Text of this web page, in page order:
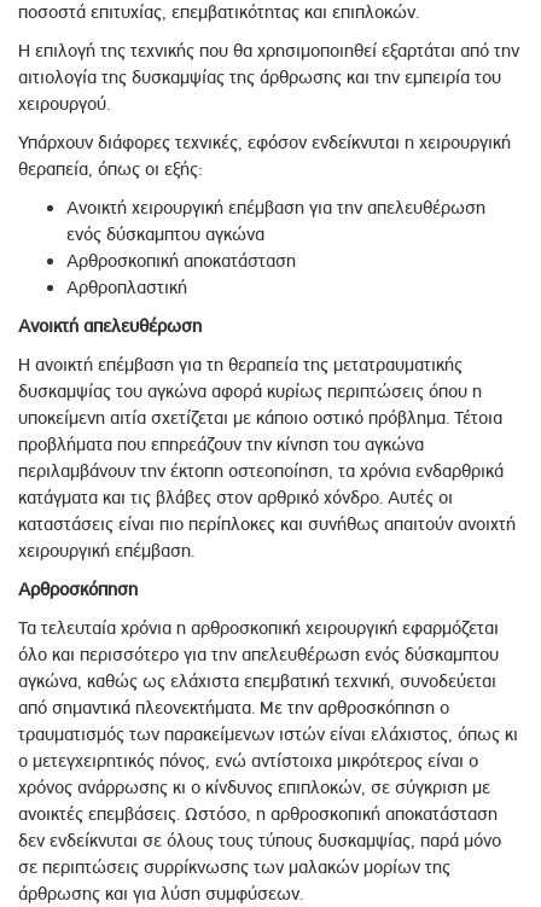
ποσοστά επιτυχίας, επεμβατικότητας και επιπλοκών.
Η επιλογή της τεχνικής που θα χρησιμοποιηθεί εξαρτάται από την
αιτιολογία της δυσκαμψίας της άρθρωσης και την εμπειρία του
χειρουργού.
Υπάρχουν διάφορες τεχνικές, εφόσον ενδείκνυται η χειρουργική
θεραπεία, όπως οι εξής:
Ανοικτή χειρουργική επέμβαση για την απελευθέρωση
ενός δύσκαμπτου αγκώνα
Αρθροσκοπική αποκατάσταση
Αρθροπλαστική
Ανοικτή απελευθέρωση
Η ανοικτή επέμβαση για τη θεραπεία της μετατραυματικής
δυσκαμψίας του αγκώνα αφορά κυρίως περιπτώσεις όπου η
υποκείμενη αιτία σχετίζεται με κάποιο οστικό πρόβλημα. Τέτοια
προβλήματα που επηρεάζουν την κίνηση του αγκώνα
περιλαμβάνουν την έκτοπη οστεοποίηση, τα χρόνια ενδαρθρικά
κατάγματα και τις βλάβες στον αρθρικό χόνδρο. Αυτές οι
καταστάσεις είναι πιο περίπλοκες και συνήθως απαιτούν ανοιχτή
χειρουργική επέμβαση.
Αρθροσκόπηση
Τα τελευταία χρόνια η αρθροσκοπική χειρουργική εφαρμόζεται
όλο και περισσότερο για την απελευθέρωση ενός δύσκαμπτου
αγκώνα, καθώς ως ελάχιστα επεμβατική τεχνική, συνοδεύεται
από σημαντικά πλεονεκτήματα. Με την αρθροσκόπηση ο
τραυματισμός των παρακείμενων ιστών είναι ελάχιστος, όπως κι
ο μετεγχειρητικός πόνος, ενώ αντίστοιχα μικρότερος είναι ο
χρόνος ανάρρωσης κι ο κίνδυνος επιπλοκών, σε σύγκριση με
ανοικτές επεμβάσεις. Ωστόσο, η αρθροσκοπική αποκατάσταση
δεν ενδείκνυται σε όλους τους τύπους δυσκαμψίας, παρά μόνο
σε περιπτώσεις συρρίκνωσης των μαλακών μορίων της
άρθρωσης και για λύση συμφύσεων.